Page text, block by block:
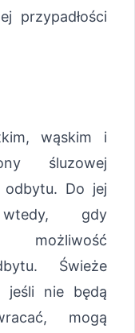
przypadłości
wąskim i
śluzowej
odbytu. Do jej
gdy
możliwość
Świeże
jeśli nie będą
mogą